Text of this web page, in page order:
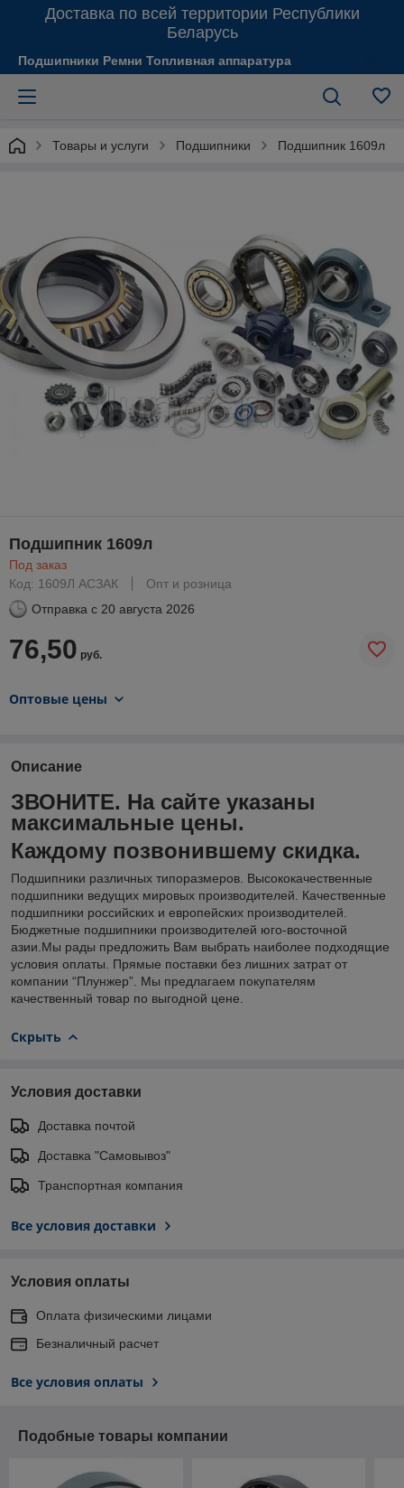
Доставка по всей территории Республики
Беларусь
Подшипники Ремни Топливная аппаратура
Товары и услуги Подшипники Подшипник 1609л
Подшипник 1609л
Под заказ
Код: 1609Л АСЗАК
Опт и розница
Отправка с 20 августа 2026
76,50 руб.
Оптовые цены
Описание
ЗВОНИТЕ. На сайте указаны
максимальные цены.
Каждому позвонившему скидка.
Подшипники различных типоразмеров. Высококачественные
подшипники ведущих мировых производителей. Качественные
подшипники российских и европейских производителей.
Бюджетные подшипники производителей юго-восточной
азии.Мы рады предложить Вам выбрать наиболее подходящие
условия оплаты. Прямые поставки без лишних затрат от
компании “Плунжер”. Мы предлагаем покупателям
качественный товар по выгодной цене.
Скрыть
Условия доставки
Доставка почтой
Доставка "Самовывоз"
Транспортная компания
Все условия доставки
Условия оплаты
Оплата физическими лицами
Безналичный расчет
Все условия оплаты
Подобные товары компании